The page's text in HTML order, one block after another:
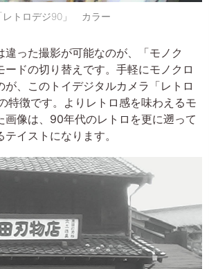
レトロデジ90」 カラー
違った撮影が可能なのが、「モノク
ードの切り替えです。手軽にモノクロ
が、このトイデジタルカメラ「レトロ
特徴です。よりレトロ感を味わえるモ
画像は、90年代のレトロを更に遡って
イストになります。